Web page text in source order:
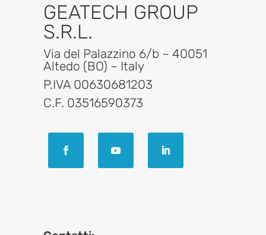
GEATECH GROUP
S.R.L.
Via del Palazzino 6/b – 40051
Altedo (BO) – Italy
P.IVA 00630681203
C.F. 03516590373